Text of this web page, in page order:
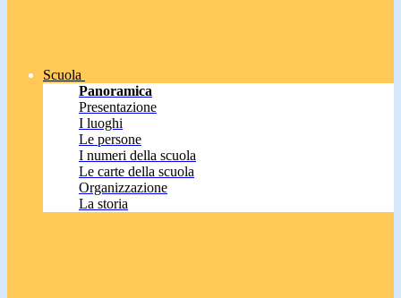
Scuola
Panoramica
Presentazione
I luoghi
Le persone
I numeri della scuola
Le carte della scuola
Organizzazione
La storia